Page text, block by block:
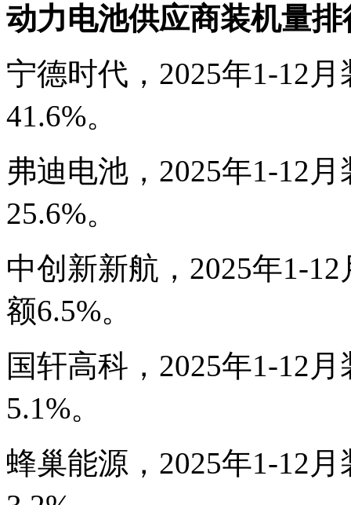
动力电池供应商装机量排
宁德时代，2025年1-12
41.6%。
弗迪电池，2025年1-12
25.6%。
中创新新航，2025年1-
额6.5%。
国轩高科，2025年1-12
5.1%。
蜂巢能源，2025年1-12